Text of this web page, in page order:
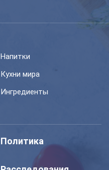
Напитки
Кухни мира
Ингредиенты
Политика